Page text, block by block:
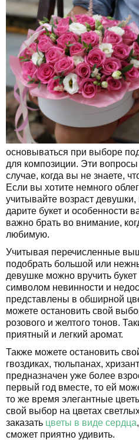
основываться при выборе
для композиции. Эти
случае, когда вы не знаете,
Если вы хотите немного
учитывайте возраст
дарите букет и особенности
важно брать во внимание,
любимую.
Учитывая перечисленные
подобрать большой или
девушке можно вручить
символом невинности и
представлены в обширной
можете остановить свой
розового и желтого тонов.
приятный и легкий аромат.
Также можете остановить
гвоздиках, тюльпанах,
предназначен уже более
первый год вместе, то ей
то же время элегантные
свой выбор на цветах
заказать цветы в виде сердца
сможет приятно удивить.